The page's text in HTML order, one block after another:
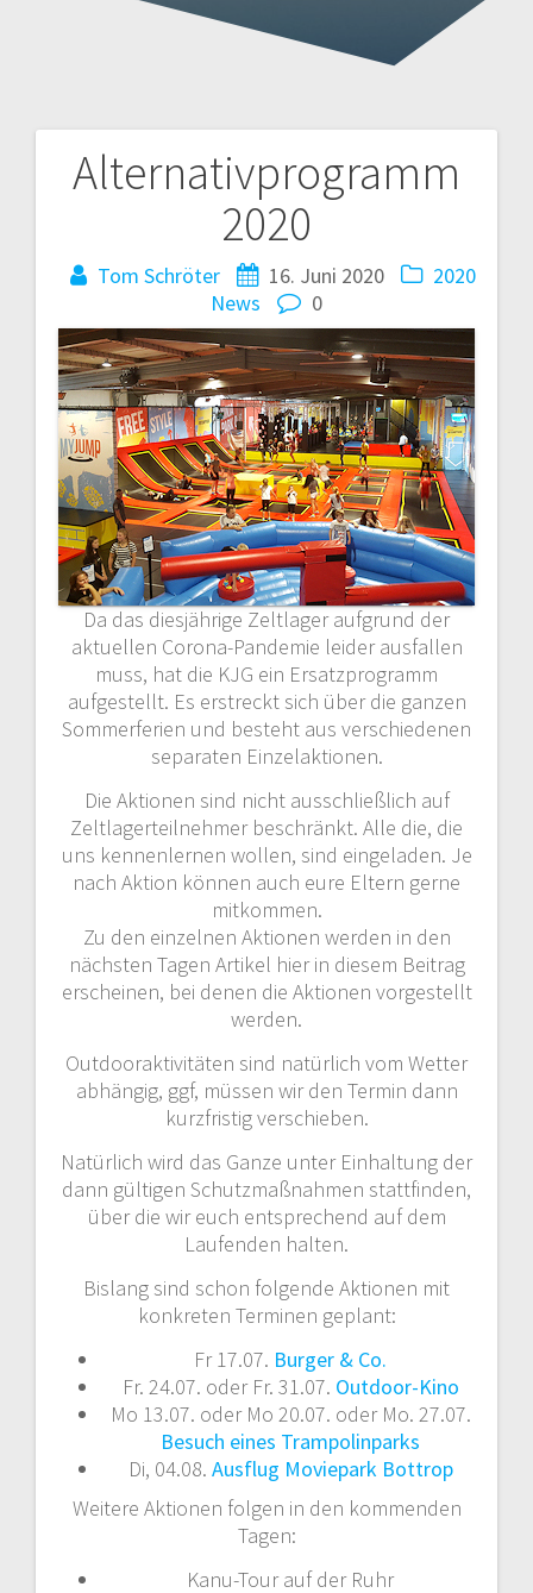
Alternativprogramm
2020
Tom Schröter 16. Juni 2020
2020
News
0
Da das diesjährige Zeltlager aufgrund der
aktuellen Corona-Pandemie leider ausfallen
muss, hat die KJG ein Ersatzprogramm
aufgestellt. Es erstreckt sich über die ganzen
Sommerferien und besteht aus verschiedenen
separaten Einzelaktionen.
Die Aktionen sind nicht ausschließlich auf
Zeltlagerteilnehmer beschränkt. Alle die, die
uns kennenlernen wollen, sind eingeladen. Je
nach Aktion können auch eure Eltern gerne
mitkommen.
Zu den einzelnen Aktionen werden in den
nächsten Tagen Artikel hier in diesem Beitrag
erscheinen, bei denen die Aktionen vorgestellt
werden.
Outdooraktivitäten sind natürlich vom Wetter
abhängig, ggf, müssen wir den Termin dann
kurzfristig verschieben.
Natürlich wird das Ganze unter Einhaltung der
dann gültigen Schutzmaßnahmen stattfinden,
über die wir euch entsprechend auf dem
Laufenden halten.
Bislang sind schon folgende Aktionen mit
konkreten Terminen geplant:
Fr 17.07. Burger & Co.
Fr. 24.07. oder Fr. 31.07. Outdoor-Kino
Mo 13.07. oder Mo 20.07. oder Mo. 27.07.
Besuch eines Trampolinparks
Di, 04.08. Ausflug Moviepark Bottrop
Weitere Aktionen folgen in den kommenden
Tagen:
Kanu-Tour auf der Ruhr
Beitragsnavigation